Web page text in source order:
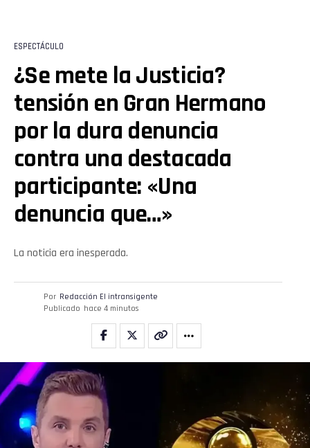
ESPECTÁCULO
¿Se mete la Justicia?
tensión en Gran Hermano
por la dura denuncia
contra una destacada
participante: «Una
denuncia que…»
La noticia era inesperada.
Por Redacción El intransigente
Publicado hace 4 minutos